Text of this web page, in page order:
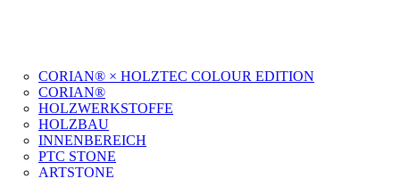
CORIAN® × HOLZTEC COLOUR EDITION
CORIAN®
HOLZWERKSTOFFE
HOLZBAU
INNENBEREICH
PTC STONE
ARTSTONE